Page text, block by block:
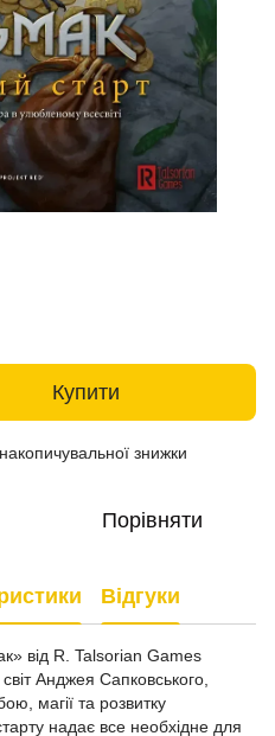
Купити
знижки
Порівняти
Відгуки
від R. Talsorian Games
Анджея Сапковського,
магії та розвитку
надає все необхідне для